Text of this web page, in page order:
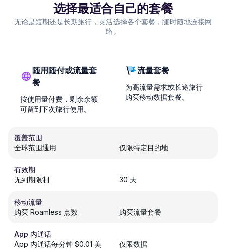
选择最适合自己的套餐
无论是短期还是长期旅行，灵活选择各个套餐，随时随地连接网
络。
随用随付或流量套
餐
按使用量付费，剩余余额
可留到下次旅行使用。
流量套餐
为高流量需求或长途旅行
购买移动数据套餐。
覆盖范围
全球范围通用
仅限特定目的地
有效期
无到期限制
30 天
移动流量
购买 Roamless 点数
购买流量套餐
App 内通话
App 内通话每分钟 $0.01 美
仅限数据